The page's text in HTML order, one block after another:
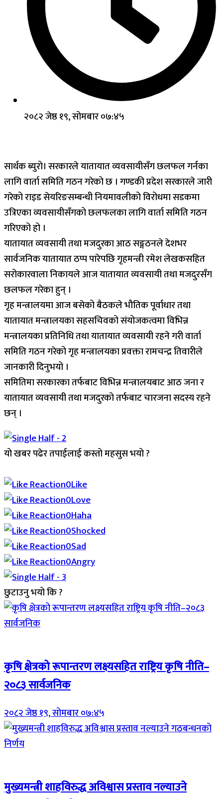
२०८२ जेष्ठ १९, सोमबार ०७:४५
सार्थक ब्युरो। सरकारले यातायात व्यवसायीसँग छलफल गर्नका
लागि वार्ता समिति गठन गरेको छ । गण्डकी प्रदेश सरकारले जारी
गरेको राइड सेयरिङसम्बन्धी नियमावलीको विरोधमा सडकमा
उत्रिएका व्यवसायीसँगको छलफलका लागि वार्ता समिति गठन
गरिएको हो ।
यातायात व्यवसायी तथा मजदुरका आठ सङ्गठनले देशभर
सार्वजनिक यातायात ठप्प पारेपछि गृहमन्त्री रमेश लेखकसहित
सरोकारवाला निकायले आज यातायात व्यवसायी तथा मजदुरसँग
छलफल गरेका हुन् ।
गृह मन्त्रालयमा आज बसेको बैठकले भौतिक पूर्वाधार तथा
यातायात मन्त्रालयका सहसचिवको संयोजकत्वमा विभिन्न
मन्त्रालयका प्रतिनिधि तथा यातायात व्यवसायी रहने गरी वार्ता
समिति गठन गरेको गृह मन्त्रालयका प्रवक्ता रामचन्द्र तिवारीले
जानकारी दिनुभयो ।
समितिमा सरकारका तर्फबाट विभिन्न मन्त्रालयबाट आठ जना र
यातायात व्यवसायी तथा मजदुरको तर्फबाट चारजना सदस्य रहने
छन् ।
यो खबर पढेर तपाईलाई कस्तो महसुस भयो ?
0Like
0Love
0Haha
0Shocked
0Sad
0Angry
छुटाउनु भयो कि ?
कृषि क्षेत्रको रूपान्तरण लक्ष्यसहित राष्ट्रिय कृषि नीति–
२०८३ सार्वजनिक
२०८२ जेष्ठ १९, सोमबार ०७:४५
मुख्यमन्त्री शाहविरुद्ध अविश्वास प्रस्ताव नल्याउने